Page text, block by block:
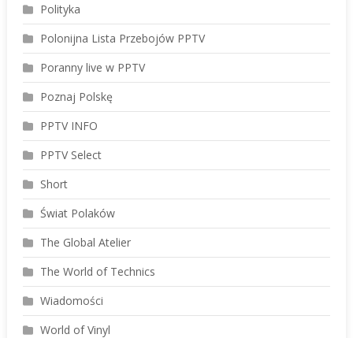
Polityka
Polonijna Lista Przebojów PPTV
Poranny live w PPTV
Poznaj Polskę
PPTV INFO
PPTV Select
Short
Świat Polaków
The Global Atelier
The World of Technics
Wiadomości
World of Vinyl